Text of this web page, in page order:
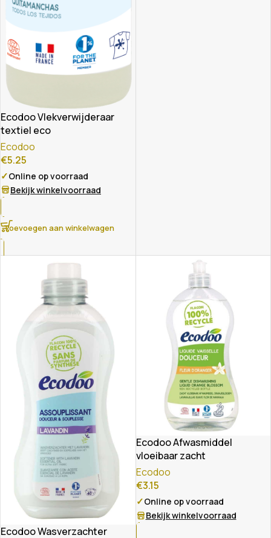
Ecodoo Vlekverwijderaar
textiel eco
Ecodoo
€5.25
✓Online op voorraad
Bekijk winkelvoorraad
Toevoegen aan winkelwagen
Ecodoo Wasverzachter
Ecodoo Afwasmiddel
vloeibaar zacht
oranjebloesem eco
Ecodoo
€3.15
✓Online op voorraad
Bekijk winkelvoorraad